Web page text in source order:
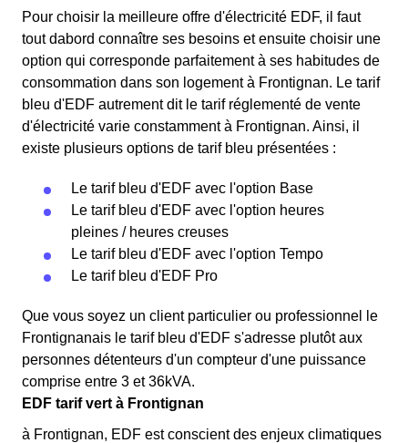
Pour choisir la meilleure offre d'électricité EDF, il faut
tout dabord connaître ses besoins et ensuite choisir une
option qui corresponde parfaitement à ses habitudes de
consommation dans son logement à Frontignan. Le tarif
bleu d'EDF autrement dit le tarif réglementé de vente
d'électricité varie constamment à Frontignan. Ainsi, il
existe plusieurs options de tarif bleu présentées :
Le tarif bleu d'EDF avec l'option Base
Le tarif bleu d'EDF avec l'option heures
pleines / heures creuses
Le tarif bleu d'EDF avec l'option Tempo
Le tarif bleu d'EDF Pro
Que vous soyez un client particulier ou professionnel le
Frontignanais le tarif bleu d'EDF s'adresse plutôt aux
personnes détenteurs d'un compteur d'une puissance
comprise entre 3 et 36kVA.
EDF tarif vert à Frontignan
à Frontignan, EDF est conscient des enjeux climatiques